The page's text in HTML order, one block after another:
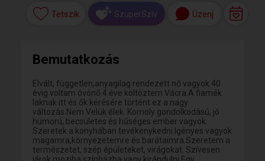
Tetszik SzuperSzív Üzenj
Bemutatkozás
Elvált, független,anyagilag rendezett nő vagyok.40
évig voltam óvónő.4 éve költöztem Vácra.A fiamék
laknak itt és ők kérésére történt ez a nagy
változás.Nem Velük élek. Komoly gondolkodású, jó
humorú, becsületes és hűséges ember vagyok.
Szeretek a konyhában tevékenykedni.Igényes vagyok
magamra,környezetemre és barátaimra.Szeretem a
természetet, szép épületeket, virágokat. Szívesen